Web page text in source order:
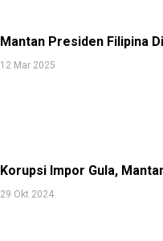
Mantan Presiden Filipina
12 Mar 2025
Korupsi Impor Gula,
29 Okt 2024